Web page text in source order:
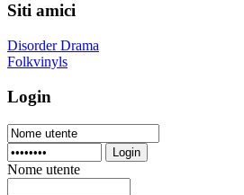
Siti amici
Disorder Drama
Folkvinyls
Login
Login
Nome utente